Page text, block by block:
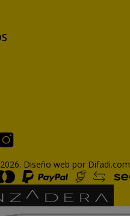
Diseño web por Difadi.com